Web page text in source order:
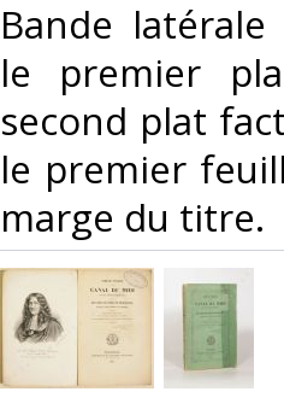
Bande
le premier
second plat
le premier
marge du titre.‎